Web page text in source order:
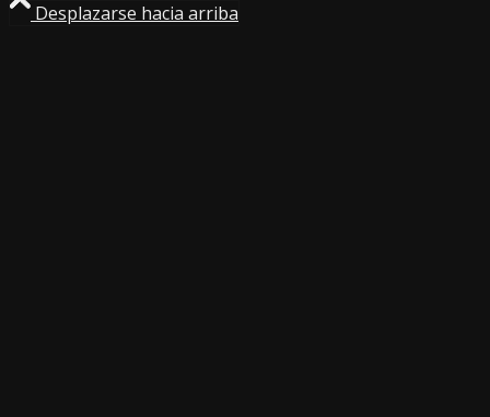
Desplazarse hacia arriba